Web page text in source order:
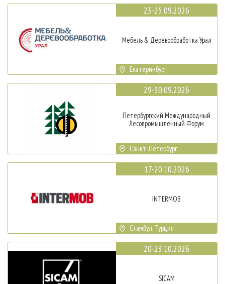
23-25.09.2026
Мебель & Деревообработка Урал
Екатеринбург
29-30.09.2026
Петербургский Международный
Лесопромышленный Форум
Санкт-Петербург
17-20.10.2026
INTERMOB
Стамбул, Турция
20-23.10.2026
SICAM